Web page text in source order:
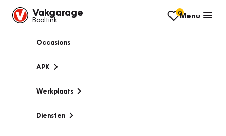
Vakgarage
Booltink
0Menu
Occasions
APK
Werkplaats
Diensten